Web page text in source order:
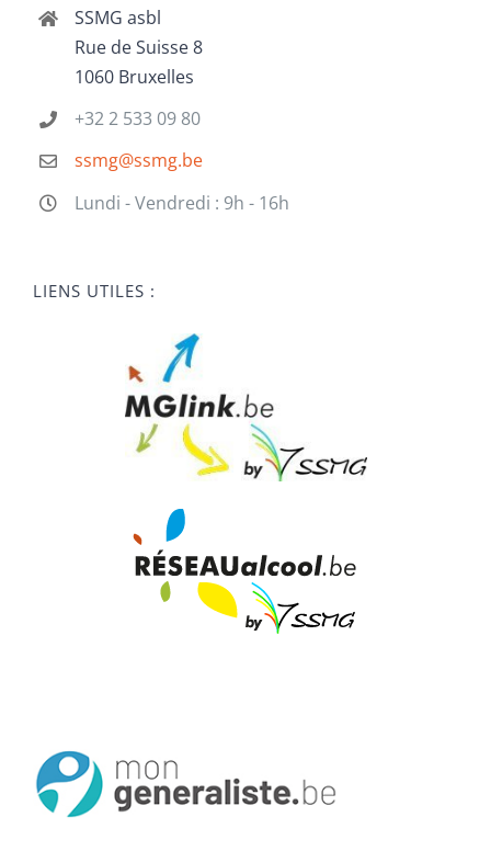
SSMG asbl
Rue de Suisse 8
1060 Bruxelles
+32 2 533 09 80
ssmg@ssmg.be
Lundi - Vendredi : 9h - 16h
LIENS UTILES :